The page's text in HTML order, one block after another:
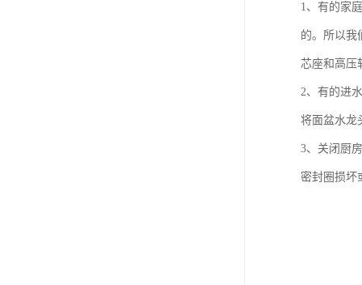
1、有的家
的。所以我
芯座和高压
2、有的进
将面盆水龙
3、关闭厨
密封圈损坏